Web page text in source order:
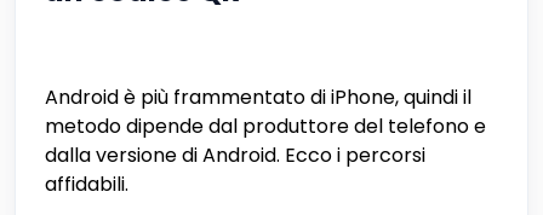
Android è più frammentato di iPhone, quindi il
metodo dipende dal produttore del telefono e
dalla versione di Android. Ecco i percorsi
affidabili.